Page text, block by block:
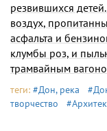
резвившихся
воздух,
асфальта и
клумбы роз, и
трамвайным
теги: #Дон, река
творчество